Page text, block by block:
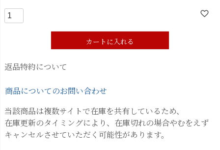
カートに入れる
返品特約について
商品についてのお問い合わせ
当該商品は複数サイトで在庫を共有しているため、
在庫更新のタイミングにより、在庫切れの場合やむをえず
キャンセルさせていただく可能性があります。